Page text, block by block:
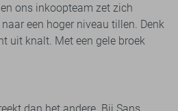
ons inkoopteam zet zich
een hoger niveau tillen. Denk
uit knalt. Met een gele broek